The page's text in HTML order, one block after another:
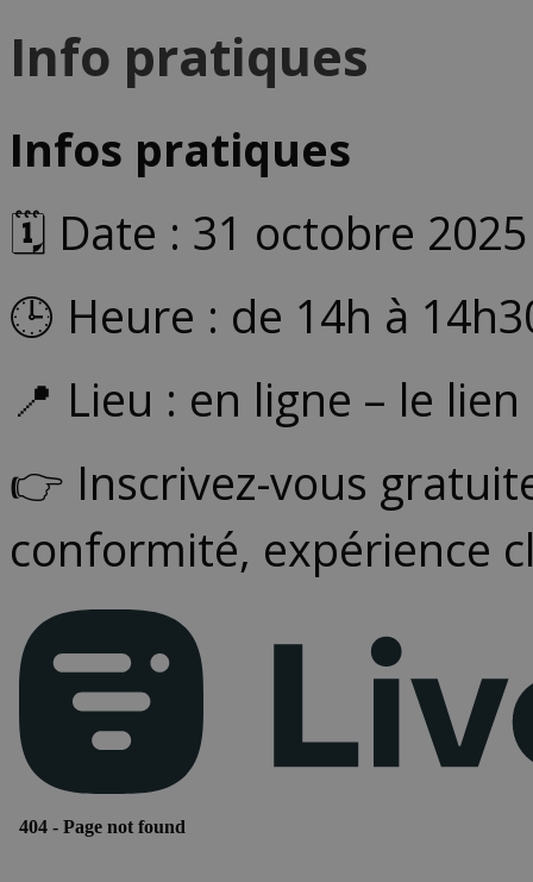
Info pratiques
Infos pratiques
🗓️ Date : 31 octobre 2025
🕒 Heure : de 14h à
📍 Lieu : en ligne – le
👉 Inscrivez-vous
conformité, expérience